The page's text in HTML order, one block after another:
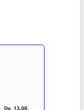
Do, 13.08.